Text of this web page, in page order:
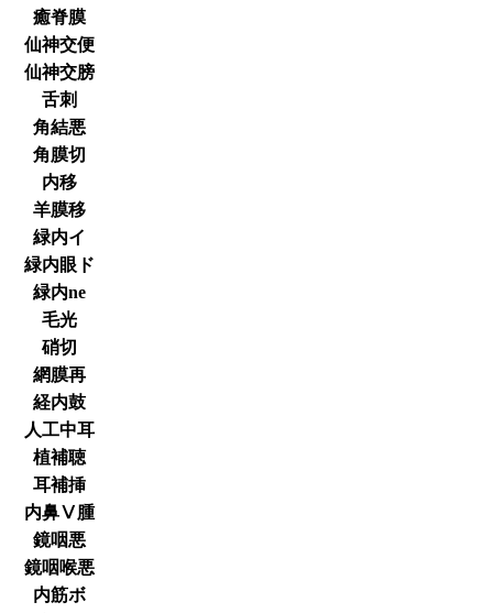
癒脊膜
仙神交便
仙神交膀
舌刺
角結悪
角膜切
内移
羊膜移
緑内イ
緑内眼ド
緑内ne
毛光
硝切
網膜再
経内鼓
人工中耳
植補聴
耳補挿
内鼻Ⅴ腫
鏡咽悪
鏡咽喉悪
内筋ボ